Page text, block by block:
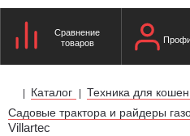
Сравнение
товаров
| Каталог | Техника для
Садовые трактора и райдеры
Villartec